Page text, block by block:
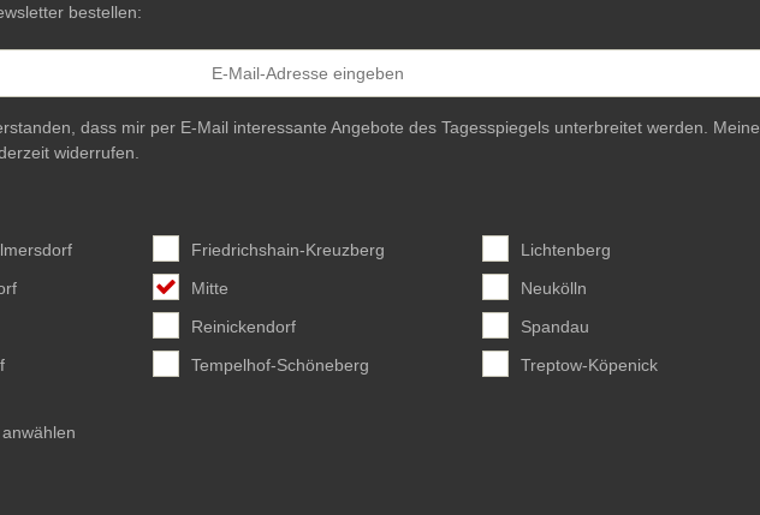
bestellen:
dass mir per E-Mail interessante Angebote des Tagesspiegels unterbreitet werden. Meine
widerrufen.
Friedrichshain-Kreuzberg
Lichtenberg
Mitte
Neukölln
Reinickendorf
Spandau
Tempelhof-Schöneberg Treptow-Köpenick